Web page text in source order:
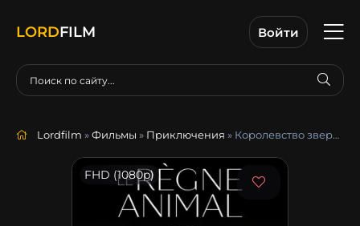
LORDFILM Войти
Lordfilm »Фильмы » Приключения » Королевство зверей
FHD (1080p)